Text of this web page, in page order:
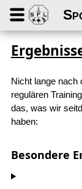
Nicht lange nach
regulären
das, was wir
haben:
Besondere